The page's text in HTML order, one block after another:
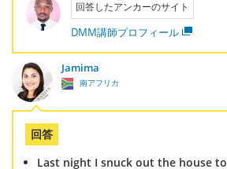
回答したアンカーのサイト
DMM講師プロフィール
Jamima
南アフリカ
回答
Last night I snuck out the house